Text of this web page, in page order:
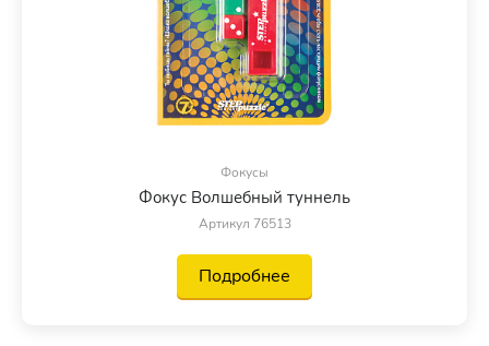
Фокусы
Фокус Волшебный туннель
Артикул 76513
Подробнее